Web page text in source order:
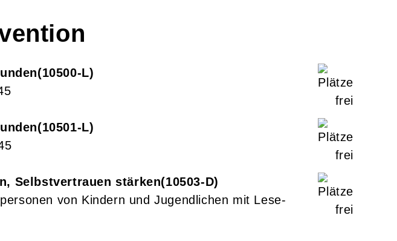
10500-L
10501-L
Selbstvertrauen stärken 10503-D
von Kindern und Jugendlichen mit Lese-